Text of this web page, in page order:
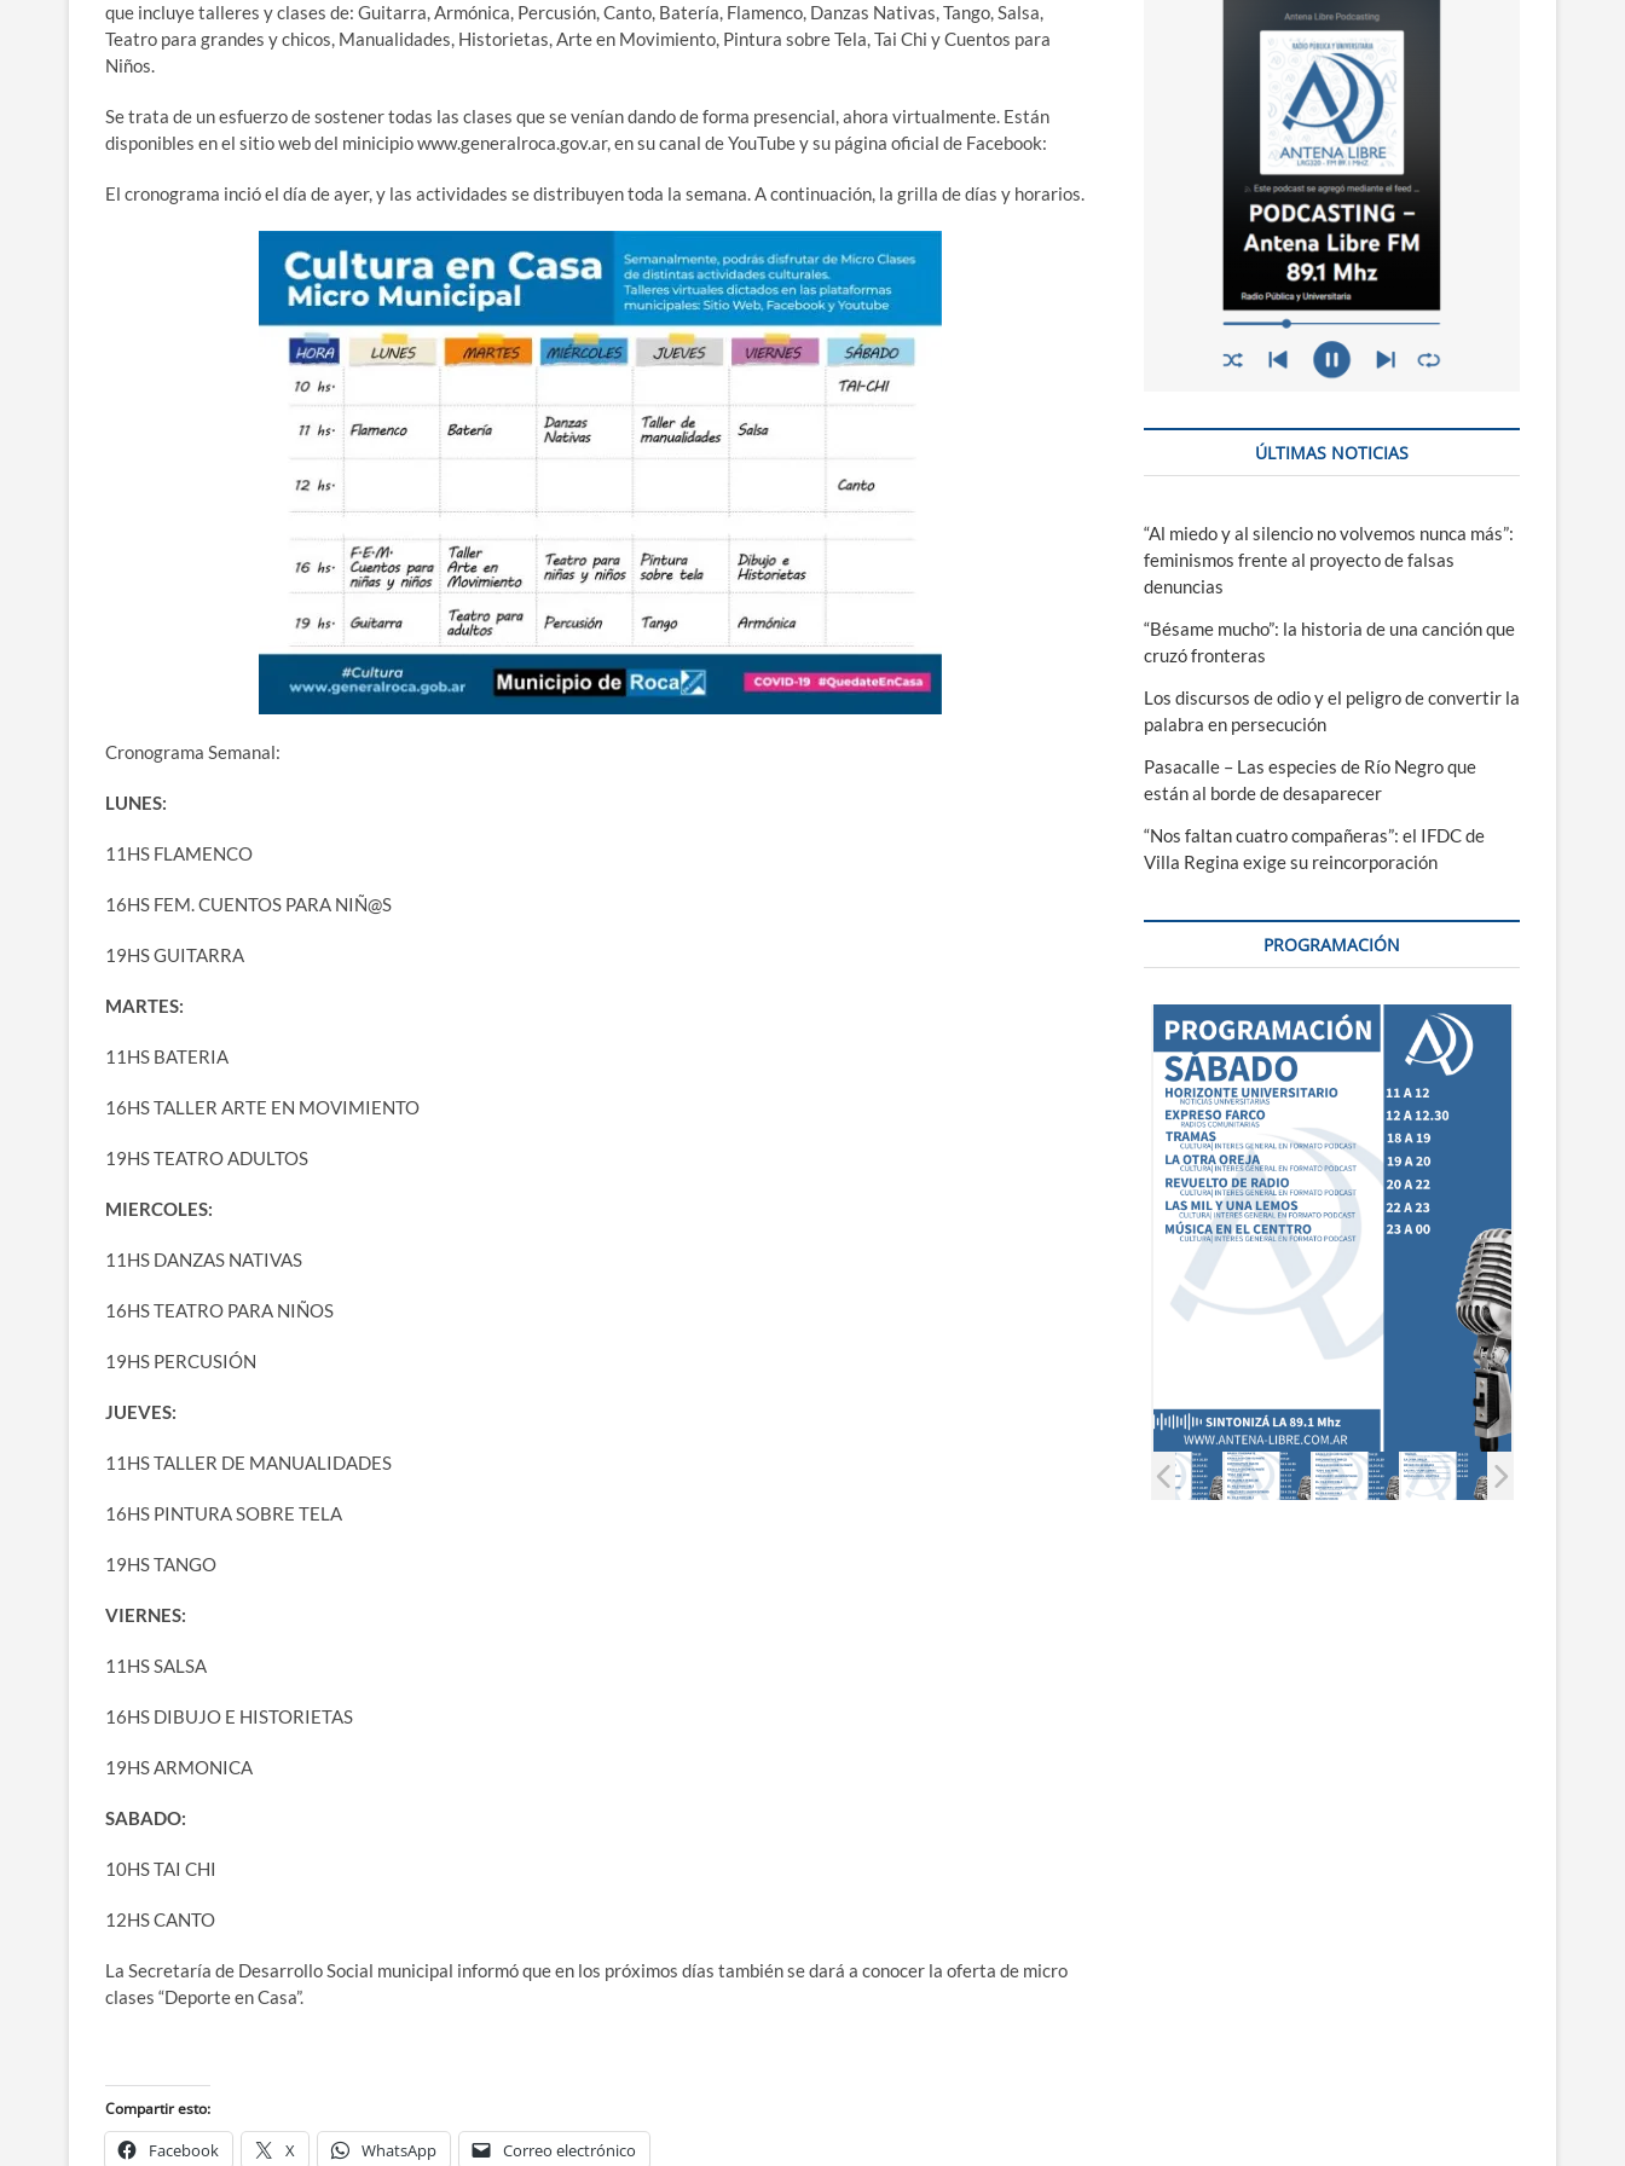
que incluye talleres y clases de: Guitarra, Armónica, Percusión, Canto, Batería, Flamenco, Danzas Nativas, Tango, Salsa,
Teatro para grandes y chicos, Manualidades, Historietas, Arte en Movimiento, Pintura sobre Tela, Tai Chi y Cuentos para
Niños.
Se trata de un esfuerzo de sostener todas las clases que se venían dando de forma presencial, ahora virtualmente. Están
disponibles en el sitio web del minicipio www.generalroca.gov.ar, en su canal de YouTube y su página oficial de Facebook:
El cronograma inció el día de ayer, y las actividades se distribuyen toda la semana. A continuación, la grilla de días y horarios.
Cronograma Semanal:
LUNES:
11HS FLAMENCO
16HS FEM. CUENTOS PARA NIÑ@S
19HS GUITARRA
MARTES:
11HS BATERIA
16HS TALLER ARTE EN MOVIMIENTO
19HS TEATRO ADULTOS
MIERCOLES:
11HS DANZAS NATIVAS
16HS TEATRO PARA NIÑOS
19HS PERCUSIÓN
JUEVES:
11HS TALLER DE MANUALIDADES
16HS PINTURA SOBRE TELA
19HS TANGO
VIERNES:
11HS SALSA
16HS DIBUJO E HISTORIETAS
19HS ARMONICA
SABADO:
10HS TAI CHI
12HS CANTO
La Secretaría de Desarrollo Social municipal informó que en los próximos días también se dará a conocer la oferta de micro
clases “Deporte en Casa”.
Compartir esto:
Facebook X WhatsApp Correo electrónico
ÚLTIMAS NOTICIAS
“Al miedo y al silencio no volvemos nunca más”:
feminismos frente al proyecto de falsas
denuncias
“Bésame mucho”: la historia de una canción que
cruzó fronteras
Los discursos de odio y el peligro de convertir la
palabra en persecución
Pasacalle – Las especies de Río Negro que
están al borde de desaparecer
“Nos faltan cuatro compañeras”: el IFDC de
Villa Regina exige su reincorporación
PROGRAMACIÓN